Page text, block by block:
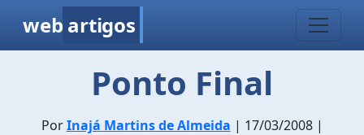
web artigos
Ponto Final
PorInajá Martins de Almeida | 17/03/2008 |